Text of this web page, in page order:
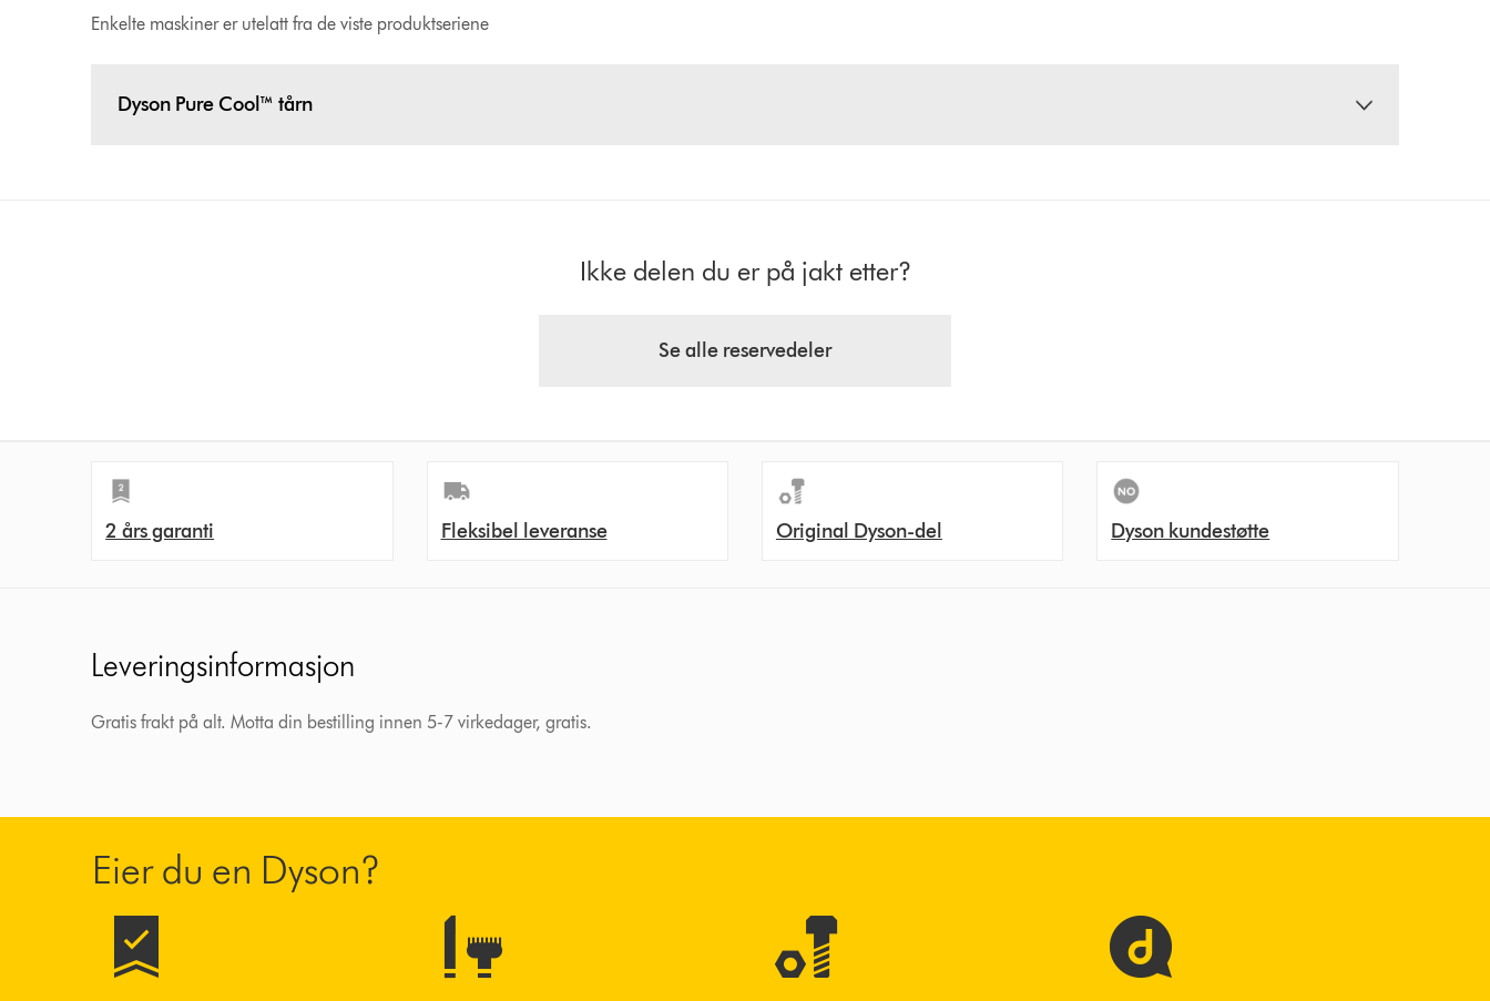
Enkelte maskiner er utelatt fra de viste produktseriene
Dyson Pure Cool™ tårn
Ikke delen du er på jakt etter?
Se alle reservedeler
2 års garanti Fleksibel leveranse Original Dyson-del Dyson kundestøtte
Leveringsinformasjon
Gratis frakt på alt. Motta din bestilling innen 5-7 virkedager, gratis.
Eier du en Dyson?